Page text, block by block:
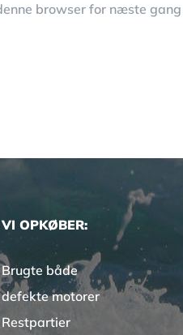
browser for næste
VI OPKØBER:
Brugte både
defekte motorer
Restpartier